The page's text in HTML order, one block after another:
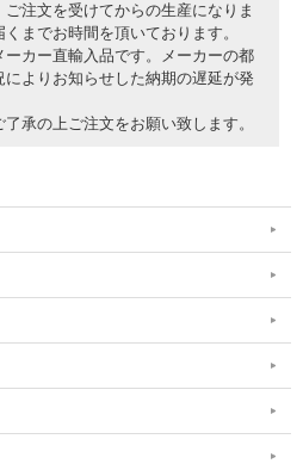
注文を受けてからの生産になりま
までお時間を頂いております。
カー直輸入品です。メーカーの都
よりお知らせした納期の遅延が発
承の上ご注文をお願い致します。